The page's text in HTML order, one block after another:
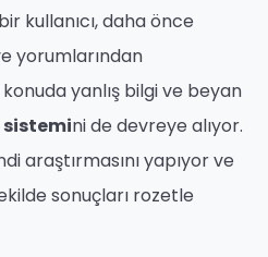
kullanıcı, daha önce
yorumlarından
yanlış bilgi ve beyan
ni de devreye alıyor.
araştırmasını yapıyor ve
sonuçları rozetle